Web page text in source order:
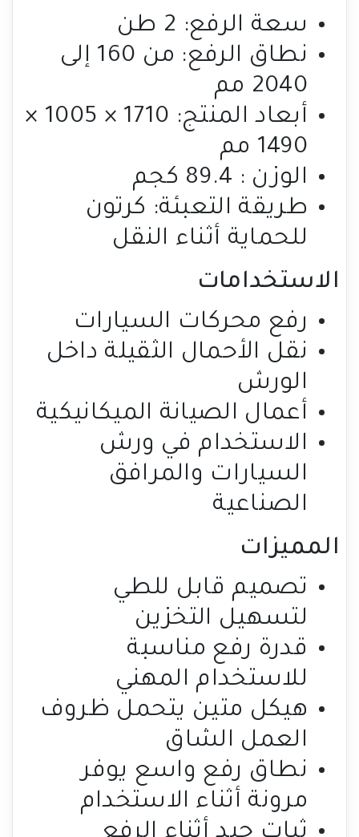
سعة الرفع: 2 طن
نطاق الرفع: من 160 إلى
2040 مم
أبعاد المنتج: 1710 × 1005 ×
1490 مم
الوزن : 89.4 كجم
طريقة التعبئة: كرتون
للحماية أثناء النقل
الاستخدامات
رفع محركات السيارات
نقل الأحمال الثقيلة داخل
الورش
أعمال الصيانة الميكانيكية
الاستخدام في ورش
السيارات والمرافق
الصناعية
المميزات
تصميم قابل للطي
لتسهيل التخزين
قدرة رفع مناسبة
للاستخدام المهني
هيكل متين يتحمل ظروف
العمل الشاق
نطاق رفع واسع يوفر
مرونة أثناء الاستخدام